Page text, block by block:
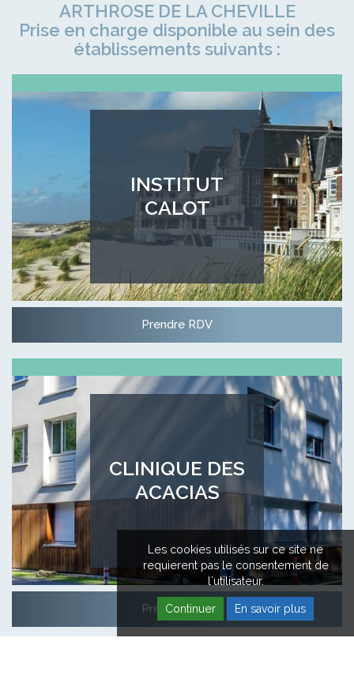
ARTHROSE DE LA CHEVILLE
Prise en charge disponible au sein des
établissements suivants :
INSTITUT
CALOT
Prendre RDV
CLINIQUE DES
ACACIAS
Prendre RDV
Les cookies utilisés sur ce site ne
requierent pas le consentement de
l'utilisateur.
Continuer En savoir plus